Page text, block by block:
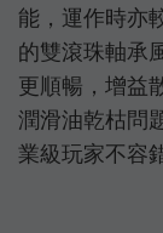
能，運作時亦
的雙滾珠軸承
更順暢，增益
潤滑油乾枯問
業級玩家不容